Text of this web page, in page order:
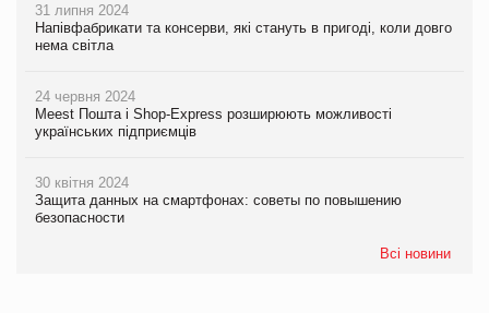
31 липня 2024
Напівфабрикати та консерви, які стануть в пригоді, коли довго
нема світла
24 червня 2024
Meest Пошта і Shop-Express розширюють можливості
українських підприємців
30 квітня 2024
Защита данных на смартфонах: советы по повышению
безопасности
Всі новини